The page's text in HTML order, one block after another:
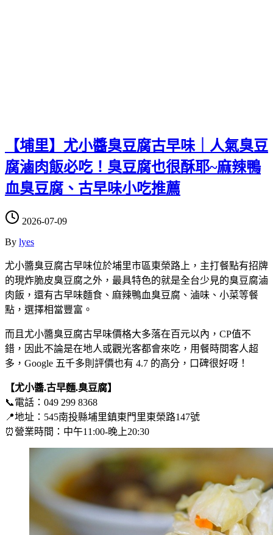
【埔里】尤小醬臭豆腐古早味｜人氣臭豆
腐滷肉飯必吃！臭豆腐也很酥耶~麻辣鴨
血臭豆腐、古早味小吃推薦
2026-07-09
By lyes
尤小醬臭豆腐古早味位於埔里市區東榮路上，主打餐點有招牌
的現炸脆皮臭豆腐之外，最具特色的就是全台少見的臭豆腐滷
肉飯，還有古早味麵食、麻辣鴨血臭豆腐、滷味、小菜等餐
點，選擇相當豐富。
而且尤小醬臭豆腐古早味價格大多落在百元以內，CP值不
錯，因此不論是在地人或觀光客都會來吃，用餐時間客人超
多，Google 五千多則評價也有 4.7 的高分，口碑很好呀！
【尤小醬.古早麵.臭豆腐】
📞電話：049 299 8368
📍地址：545南投縣埔里鎮東門里東榮路147號
⏰營業時間：中午11:00-晚上20:30